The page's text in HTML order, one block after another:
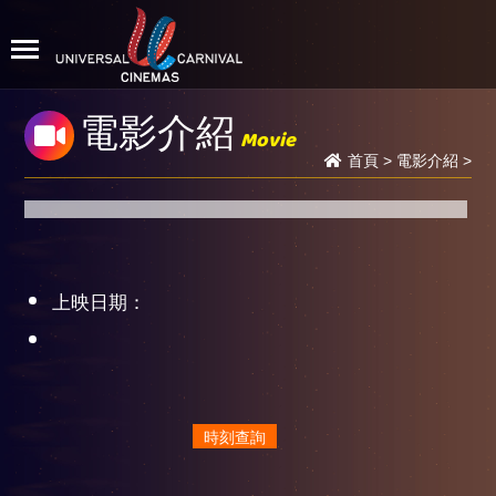
電影介紹 Movie
首頁> 電影介紹 >
上映日期：
時刻查詢